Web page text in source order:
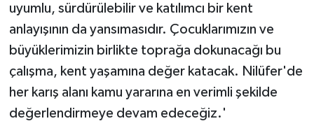
uyumlu, sürdürülebilir ve katılımcı bir kent
anlayışının da yansımasıdır. Çocuklarımızın ve
büyüklerimizin birlikte toprağa dokunacağı bu
çalışma, kent yaşamına değer katacak. Nilüfer'de
her karış alanı kamu yararına en verimli şekilde
değerlendirmeye devam edeceğiz.'